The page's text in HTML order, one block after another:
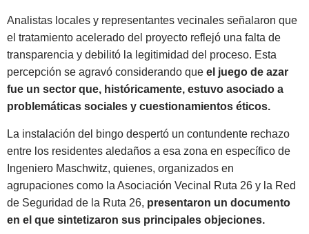
Analistas locales y representantes vecinales señalaron que
el tratamiento acelerado del proyecto reflejó una falta de
transparencia y debilitó la legitimidad del proceso. Esta
percepción se agravó considerando que el juego de azar
fue un sector que, históricamente, estuvo asociado a
problemáticas sociales y cuestionamientos éticos.
La instalación del bingo despertó un contundente rechazo
entre los residentes aledaños a esa zona en específico de
Ingeniero Maschwitz, quienes, organizados en
agrupaciones como la Asociación Vecinal Ruta 26 y la Red
de Seguridad de la Ruta 26, presentaron un documento
en el que sintetizaron sus principales objeciones.